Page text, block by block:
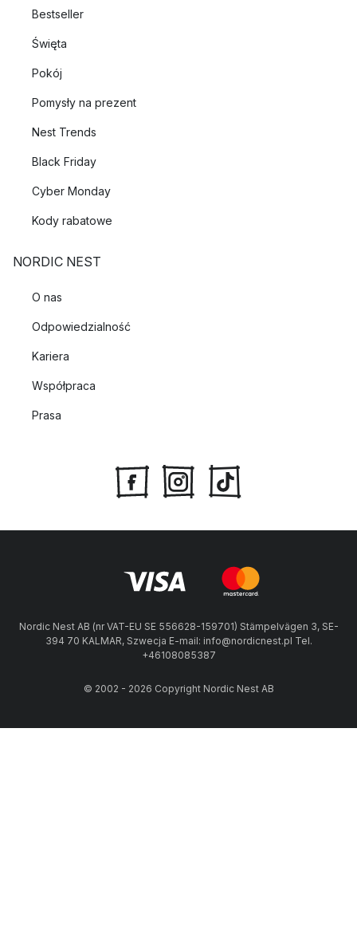
Bestseller
Święta
Pokój
Pomysły na prezent
Nest Trends
Black Friday
Cyber Monday
Kody rabatowe
NORDIC NEST
O nas
Odpowiedzialność
Kariera
Współpraca
Prasa
Nordic Nest AB (nr VAT-EU SE 556628-159701) Stämpelvägen 3, SE-
394 70 KALMAR, Szwecja E-mail: info@nordicnest.pl Tel.
+46108085387
© 2002 - 2026 Copyright Nordic Nest AB